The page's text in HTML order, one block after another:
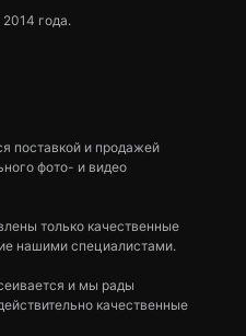
года.
поставкой и продажей
фото- и видео
только качественные
нашими специалистами.
и мы рады
качественные